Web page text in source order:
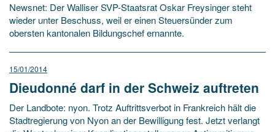
Newsnet: Der Walliser SVP-Staatsrat Oskar Freysinger steht
wieder unter Beschuss, weil er einen Steuersünder zum
obersten kantonalen Bildungschef ernannte.
15/01/2014
Dieudonné darf in der Schweiz auftreten
Der Landbote: nyon. Trotz Auftrittsverbot in Frankreich hält die
Stadt­regierung von Nyon an der Bewilligung fest. Jetzt verlangt